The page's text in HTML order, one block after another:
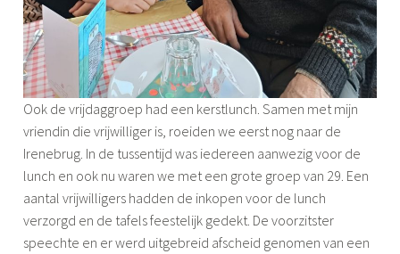
Ook de vrijdaggroep had een kerstlunch. Samen met mijn
vriendin die vrijwilliger is, roeiden we eerst nog naar de
Irenebrug. In de tussentijd was iedereen aanwezig voor de
lunch en ook nu waren we met een grote groep van 29. Een
aantal vrijwilligers hadden de inkopen voor de lunch
verzorgd en de tafels feestelijk gedekt. De voorzitster
speechte en er werd uitgebreid afscheid genomen van een